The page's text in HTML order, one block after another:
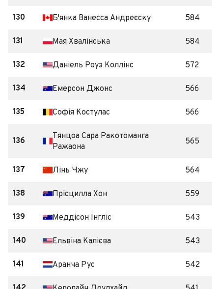
130 Б'янка Ванесса Андреєску 584
131 Мая Хвалінська 584
132 Даніель Роуз Коллінс 572
134 Емерсон Джонс 566
135 Софія Костулас 566
136
Тянцоа Сара Ракотоманга
Ражаона
565
137 Лінь Чжу 564
138 Прісцилла Хон 559
139 Меддісон Інгліс 543
140 Ельвіна Калієва 543
141 Аранча Рус 542